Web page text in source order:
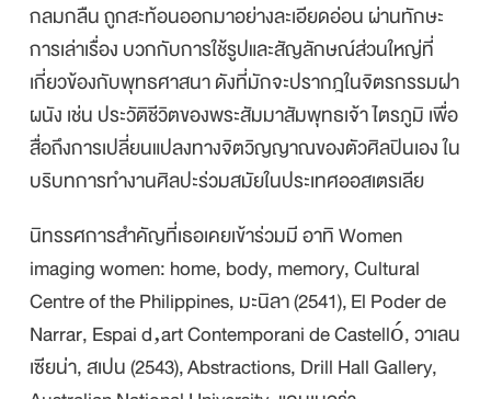
กลมกลืน ถูกสะท้อนออกมาอย่างละเอียดอ่อน ผ่านทักษะ
การเล่าเรื่อง บวกกับการใช้รูปและสัญลักษณ์ส่วนใหญ่ที่
เกี่ยวข้องกับพุทธศาสนา ดังที่มักจะปรากฎในจิตรกรรมฝา
ผนัง เช่น ประวัติชีวิตของพระสัมมาสัมพุทธเจ้า ไตรภูมิ เพื่อ
สื่อถึงการเปลี่ยนแปลงทางจิตวิญญาณของตัวศิลปินเอง ใน
บริบทการทำงานศิลปะร่วมสมัยในประเทศออสเตรเลีย
นิทรรศการสำคัญที่เธอเคยเข้าร่วมมี อาทิ Women
imaging women: home, body, memory, Cultural
Centre of the Philippines, มะนิลา (2541),El Poder de
Narrar, Espai d‚art Contemporani de Castelló, วาเลน
เซียน่า, สเปน (2543),Abstractions, Drill Hall Gallery,